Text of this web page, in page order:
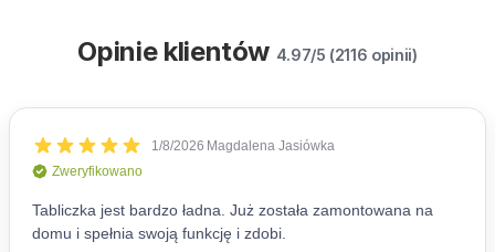
Opinie klientów 4.97/5 (2116 opinii)